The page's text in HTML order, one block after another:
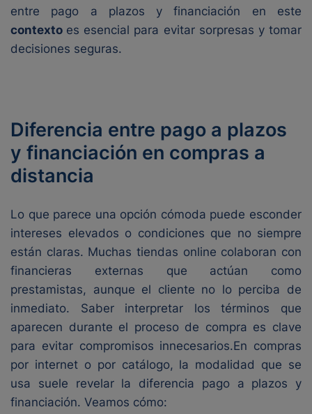
entre pago a plazos y financiación en este
contexto es esencial para evitar sorpresas y tomar
decisiones seguras.
Diferencia entre pago a plazos
y financiación en compras a
distancia
Lo que parece una opción cómoda puede esconder
intereses elevados o condiciones que no siempre
están claras. Muchas tiendas online colaboran con
financieras externas que actúan como
prestamistas, aunque el cliente no lo perciba de
inmediato. Saber interpretar los términos que
aparecen durante el proceso de compra es clave
para evitar compromisos innecesarios.En compras
por internet o por catálogo, la modalidad que se
usa suele revelar la diferencia pago a plazos y
financiación. Veamos cómo: